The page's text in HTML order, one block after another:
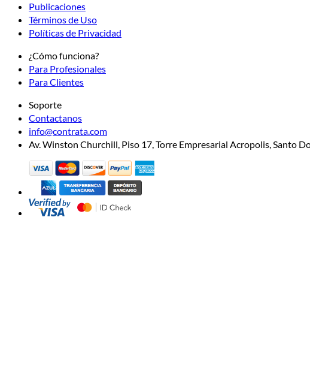
Publicaciones
Términos de Uso
Políticas de Privacidad
¿Cómo funciona?
Para Profesionales
Para Clientes
Soporte
Contactanos
info@contrata.com
Av. Winston Churchill, Piso 17, Torre Empresarial Acropolis, Santo